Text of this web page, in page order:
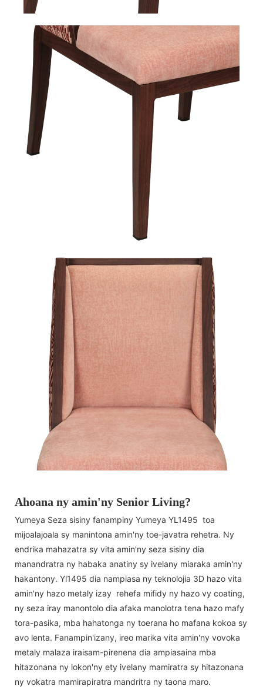
Ahoana ny amin'ny Senior Living?
Yumeya Seza sisiny fanampiny Yumeya YL1495 toa
mijoalajoala sy manintona amin'ny toe-javatra rehetra. Ny
endrika mahazatra sy vita amin'ny seza sisiny dia
manandratra ny habaka anatiny sy ivelany miaraka amin'ny
hakantony. Yl1495 dia nampiasa ny teknolojia 3D hazo vita
amin'ny hazo metaly izay rehefa mifidy ny hazo vy coating,
ny seza iray manontolo dia afaka manolotra tena hazo mafy
tora-pasika, mba hahatonga ny toerana ho mafana kokoa sy
avo lenta. Fanampin'izany, ireo marika vita amin'ny vovoka
metaly malaza iraisam-pirenena dia ampiasaina mba
hitazonana ny lokon'ny ety ivelany mamiratra sy hitazonana
ny vokatra mamirapiratra mandritra ny taona maro.